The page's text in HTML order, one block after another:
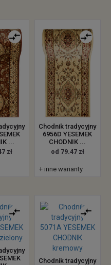
...
zł
Chodnik tradycyjny
6956D YESEMEK
CHODNIK ...
od 79.47 zł
+ inne warianty
Chodnik tradycyjny